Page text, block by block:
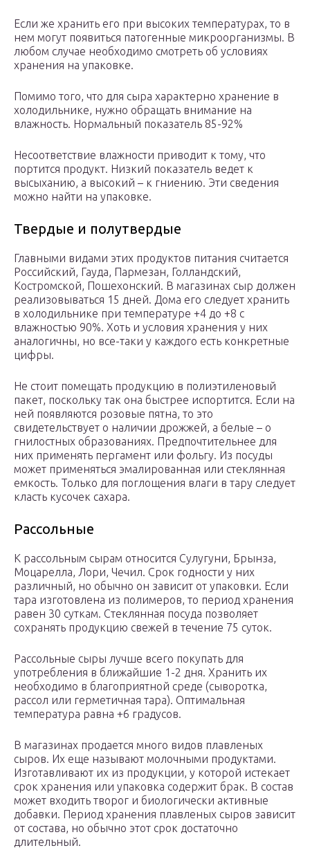
Если же хранить его при высоких температурах, то в
нем могут появиться патогенные микроорганизмы. В
любом случае необходимо смотреть об условиях
хранения на упаковке.
Помимо того, что для сыра характерно хранение в
холодильнике, нужно обращать внимание на
влажность. Нормальный показатель 85-92%
Несоответствие влажности приводит к тому, что
портится продукт. Низкий показатель ведет к
высыханию, а высокий – к гниению. Эти сведения
можно найти на упаковке.
Твердые и полутвердые
Главными видами этих продуктов питания считается
Российский, Гауда, Пармезан, Голландский,
Костромской, Пошехонский. В магазинах сыр должен
реализовываться 15 дней. Дома его следует хранить
в холодильнике при температуре +4 до +8 с
влажностью 90%. Хоть и условия хранения у них
аналогичны, но все-таки у каждого есть конкретные
цифры.
Не стоит помещать продукцию в полиэтиленовый
пакет, поскольку так она быстрее испортится. Если на
ней появляются розовые пятна, то это
свидетельствует о наличии дрожжей, а белые – о
гнилостных образованиях. Предпочтительнее для
них применять пергамент или фольгу. Из посуды
может применяться эмалированная или стеклянная
емкость. Только для поглощения влаги в тару следует
класть кусочек сахара.
Рассольные
К рассольным сырам относится Сулугуни, Брынза,
Моцарелла, Лори, Чечил. Срок годности у них
различный, но обычно он зависит от упаковки. Если
тара изготовлена из полимеров, то период хранения
равен 30 суткам. Стеклянная посуда позволяет
сохранять продукцию свежей в течение 75 суток.
Рассольные сыры лучше всего покупать для
употребления в ближайшие 1-2 дня. Хранить их
необходимо в благоприятной среде (сыворотка,
рассол или герметичная тара). Оптимальная
температура равна +6 градусов.
В магазинах продается много видов плавленых
сыров. Их еще называют молочными продуктами.
Изготавливают их из продукции, у которой истекает
срок хранения или упаковка содержит брак. В состав
может входить творог и биологически активные
добавки. Период хранения плавленых сыров зависит
от состава, но обычно этот срок достаточно
длительный.